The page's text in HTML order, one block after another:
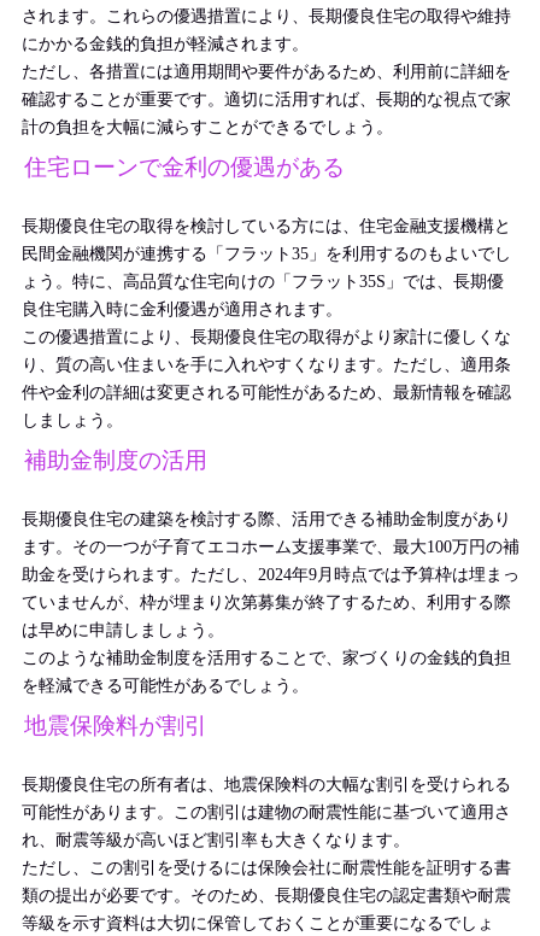
されます。これらの優遇措置により、長期優良住宅の取得や維持
にかかる金銭的負担が軽減されます。
ただし、各措置には適用期間や要件があるため、利用前に詳細を
確認することが重要です。適切に活用すれば、長期的な視点で家
計の負担を大幅に減らすことができるでしょう。
住宅ローンで金利の優遇がある
長期優良住宅の取得を検討している方には、住宅金融支援機構と
民間金融機関が連携する「フラット35」を利用するのもよいでし
ょう。特に、高品質な住宅向けの「フラット35S」では、長期優
良住宅購入時に金利優遇が適用されます。
この優遇措置により、長期優良住宅の取得がより家計に優しくな
り、質の高い住まいを手に入れやすくなります。ただし、適用条
件や金利の詳細は変更される可能性があるため、最新情報を確認
しましょう。
補助金制度の活用
長期優良住宅の建築を検討する際、活用できる補助金制度があり
ます。その一つが子育てエコホーム支援事業で、最大100万円の補
助金を受けられます。ただし、2024年9月時点では予算枠は埋まっ
ていませんが、枠が埋まり次第募集が終了するため、利用する際
は早めに申請しましょう。
このような補助金制度を活用することで、家づくりの金銭的負担
を軽減できる可能性があるでしょう。
地震保険料が割引
長期優良住宅の所有者は、地震保険料の大幅な割引を受けられる
可能性があります。この割引は建物の耐震性能に基づいて適用さ
れ、耐震等級が高いほど割引率も大きくなります。
ただし、この割引を受けるには保険会社に耐震性能を証明する書
類の提出が必要です。そのため、長期優良住宅の認定書類や耐震
等級を示す資料は大切に保管しておくことが重要になるでしょ